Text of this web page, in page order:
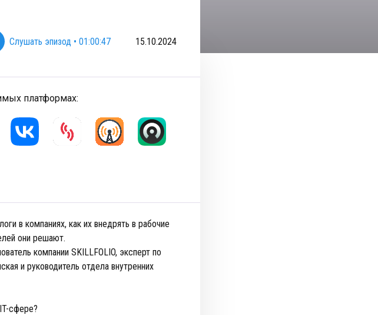
Слушать эпизод • 01:00:47 15.10.2024
платформах:
в компаниях, как их внедрять в рабочие
они решают.
компании SKILLFOLIO, эксперт по
и руководитель отдела внутренних
сфере?